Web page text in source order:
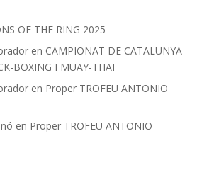
OF THE RING 2025
en CAMPIONAT DE CATALUNYA
BOXING I MUAY-THAÏ
en Proper TROFEU ANTONIO
en Proper TROFEU ANTONIO